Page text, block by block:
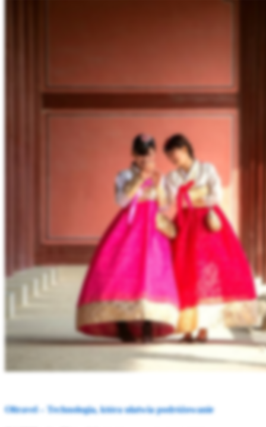
Oltravel – Technologia, która ułatwia podróżowanie